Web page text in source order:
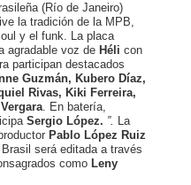
(Río de Janeiro)
la tradición de la MPB,
y el funk. La placa
agradable voz de Héli con
participan destacados
Guzmán, Kubero Díaz,
Rivas, Kiki Ferreira,
. En batería,
Sergio López. ”. La
Pablo López Ruiz
será editada a través
como Leny